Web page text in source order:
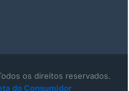
os direitos reservados.
do Consumidor